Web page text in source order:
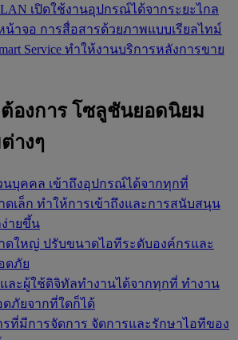
LAN เปิดใช้งานอุปกรณ์ได้จากระยะไกล
น้าจอ การสื่อสารด้วยภาพแบบเรียลไทม์
Service ทำให้งานบริการหลังการขาย
องการ โซลูชันยอดนิยม
างๆ
นบุคคล เข้าถึงอุปกรณ์ได้จากทุกที่
ดเล็ก ทำให้การเข้าถึงและการสนับสนุน
ง่ายขึ้น
ดใหญ่ ปรับขนาดไอทีระดับองค์กรและ
ดภัย
ละผู้ใช้ดิจิทัลทำงานได้จากทุกที่ ทำงาน
ดภัยจากที่ใดก็ได้
รที่มีการจัดการ จัดการและรักษาไอทีของ